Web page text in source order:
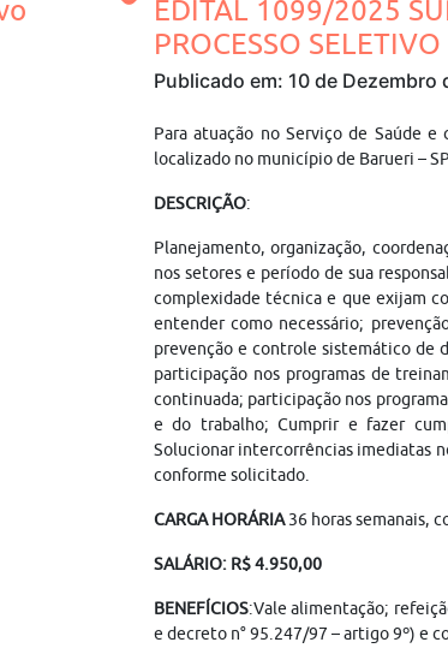
EDITAL 1099/2025
PROCESSO
Publicado em: 10 de Dezembro
Para atuação no Serviço de Saúde
localizado no município de Barueri – SP.
DESCRIÇÃO:
Planejamento, organização,
nos setores e período de sua
complexidade técnica e que exijam
entender como necessário;
prevenção e controle sistemático de
participação nos programas de
continuada; participação nos
e do trabalho; Cumprir e fazer
Solucionar intercorrências imediatas
conforme solicitado.
CARGA HORÁRIA36 horas semanais,
SALÁRIO: R$ 4.950,00
BENEFÍCIOS:Vale alimentação;
e decreto n° 95.247/97 – artigo 9º) e